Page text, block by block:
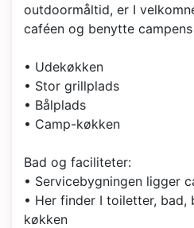
outdoormåltid, er I
caféen og benytte
• Udekøkken
• Stor grillplads
• Bålplads
• Camp-køkken
Bad og faciliteter:
• Servicebygningen ligger
• Her finder I toiletter, bad,
køkken